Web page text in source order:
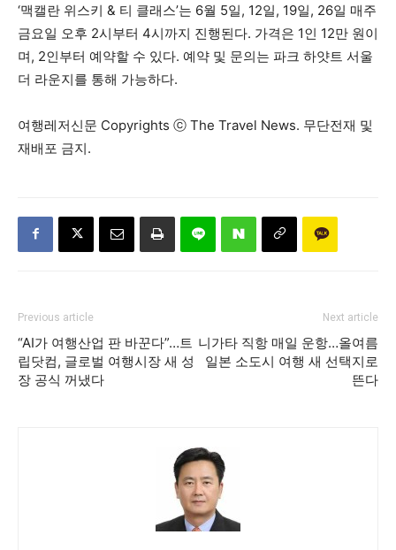
‘맥캘란 위스키 & 티 클래스’는 6월 5일, 12일, 19일, 26일 매주
금요일 오후 2시부터 4시까지 진행된다. 가격은 1인 12만 원이
며, 2인부터 예약할 수 있다. 예약 및 문의는 파크 하얏트 서울
더 라운지를 통해 가능하다.
여행레저신문 Copyrights ⓒ The Travel News. 무단전재 및
재배포 금지.
Previous article
“AI가 여행산업 판 바꾼다”…트
립닷컴, 글로벌 여행시장 새 성
장 공식 꺼냈다
Next article
니가타 직항 매일 운항…올여름
일본 소도시 여행 새 선택지로
뜬다